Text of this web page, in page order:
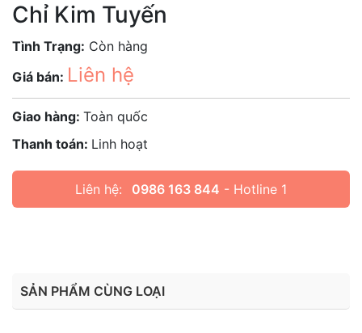
Chỉ Kim Tuyến
Tình Trạng: Còn hàng
Giá bán: Liên hệ
Giao hàng: Toàn quốc
Thanh toán: Linh hoạt
Liên hệ: 0986 163 844 - Hotline 1
SẢN PHẨM CÙNG LOẠI